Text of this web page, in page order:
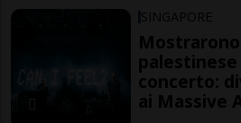
SINGAPORE
concerto:
ai Massive